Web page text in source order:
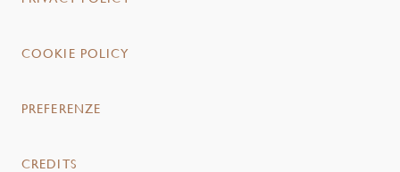
COOKIE POLICY
PREFERENZE
CREDITS